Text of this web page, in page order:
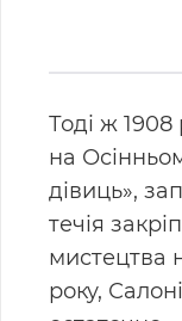
Тоді ж 1908
на
дівиць»,
течія
мистецтва
року,